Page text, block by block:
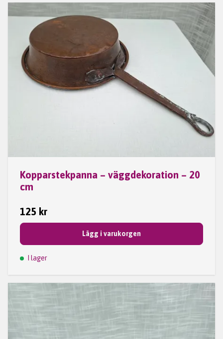
Kopparstekpanna – väggdekoration – 20
cm
125 kr
Lägg i varukorgen
I lager